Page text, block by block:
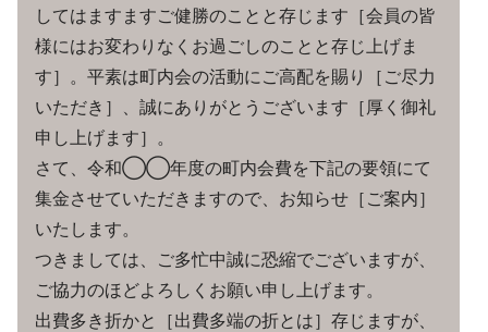
してはますますご健勝のことと存じます［会員の皆
様にはお変わりなくお過ごしのことと存じ上げま
す］。平素は町内会の活動にご高配を賜り［ご尽力
いただき］、誠にありがとうございます［厚く御礼
申し上げます］。
さて、令和◯◯年度の町内会費を下記の要領にて
集金させていただきますので、お知らせ［ご案内］
いたします。
つきましては、ご多忙中誠に恐縮でございますが、
ご協力のほどよろしくお願い申し上げます。
出費多き折かと［出費多端の折とは］存じますが、